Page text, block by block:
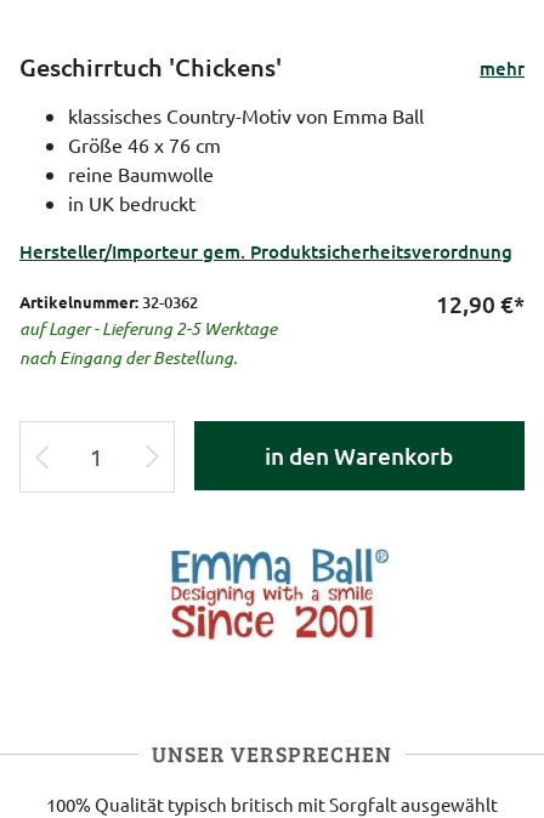
Geschirrtuch 'Chickens'
mehr
klassisches Country-Motiv von Emma Ball
Größe 46 x 76 cm
reine Baumwolle
in UK bedruckt
Hersteller/Importeur gem. Produktsicherheitsverordnung
Artikelnummer: 32-0362
auf Lager - Lieferung 2-5 Werktage
nach Eingang der Bestellung.
12,90 €*
in den Warenkorb
UNSER VERSPRECHEN
100% Qualität typisch britisch mit Sorgfalt ausgewählt